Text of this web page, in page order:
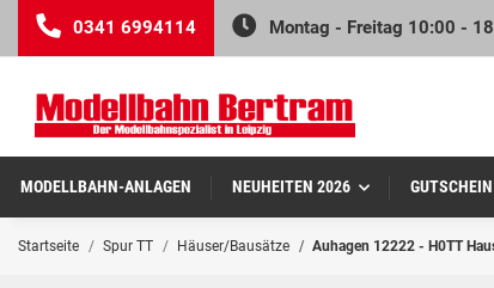
0341 6994114 Montag - Freitag 10:00 -
MODELLBAHN-ANLAGEN NEUHEITEN 2026 GUTSCHEIN
Startseite Spur TT Häuser/Bausätze Auhagen 12222 - H0TT